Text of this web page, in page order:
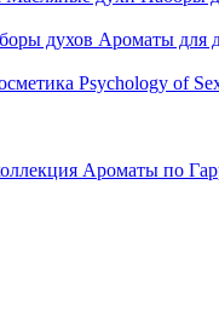
духов Ароматы для
Psychology of
Ароматы по